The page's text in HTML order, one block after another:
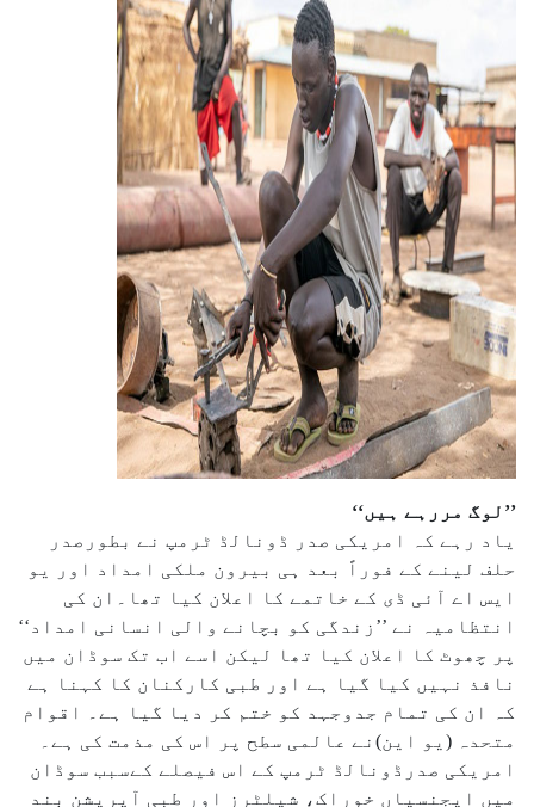
’’لوگ مررہے ہیں‘‘
یاد رہے کہ امریکی صدر ڈونالڈ ٹرمپ نے بطورصدر
حلف لینے کے فوراً بعد ہی بیرون ملکی امداد اور یو
ایس اے آئی ڈی کے خاتمے کا اعلان کیا تھا۔ان کی
انتظامیہ نے ’’زندگی کو بچانے والی انسانی امداد‘‘
پر چھوٹ کا اعلان کیا تھا لیکن اسے اب تک سوڈان میں
نافذ نہیں کیا گیا ہے اور طبی کارکنان کا کہنا ہے
کہ ان کی تمام جدوجہد کو ختم کر دیا گیا ہے۔ اقوام
متحدہ (یو این)نے عالمی سطح پر اس کی مذمت کی ہے۔
امریکی صدرڈونالڈ ٹرمپ کے اس فیصلے کےسبب سوڈان
میں ایجنسیاں خوراک، شیلٹرز اور طبی آپریشن بند